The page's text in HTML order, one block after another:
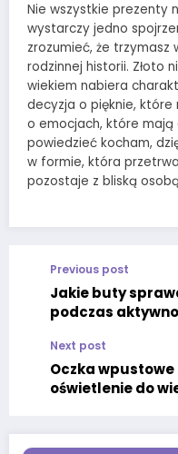
Nie wszystkie prezenty
wystarczy jedno
zrozumieć, że trzymasz
rodzinnej historii. Złoto
wiekiem nabiera
decyzja o pięknie, które
o emocjach, które mają
powiedzieć kocham,
w formie, która
pozostaje z bliską
Previous post
Jakie buty
podczas
Next post
Oczka
oświetlenie do